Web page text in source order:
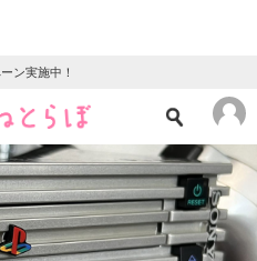
ン実施中！
ニュース
クイズ